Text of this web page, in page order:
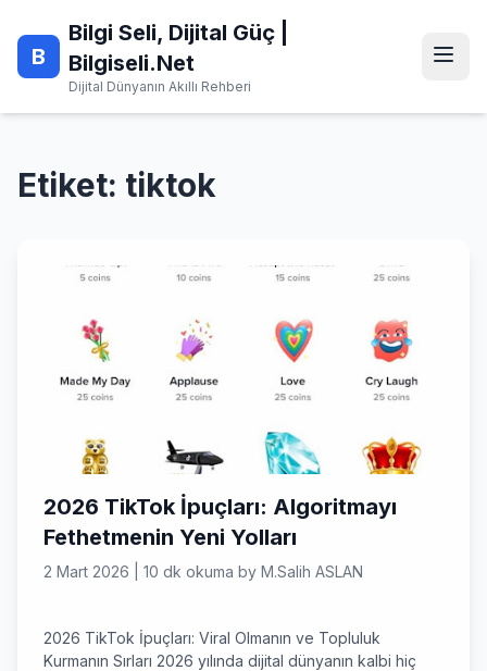
content
B
Bilgi Seli, Dijital Güç |
Bilgiseli.Net
Dijital Dünyanın Akıllı Rehberi
Etiket: tiktok
2026 TikTok İpuçları: Algoritmayı
Fethetmenin Yeni Yolları
2 Mart 2026 10 dk okuma by M.Salih ASLAN
2026 TikTok İpuçları: Viral Olmanın ve Topluluk
Kurmanın Sırları 2026 yılında dijital dünyanın kalbi hiç